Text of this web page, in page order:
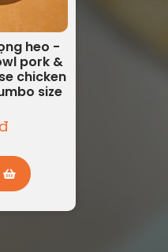
heo -
pork &
chicken
size